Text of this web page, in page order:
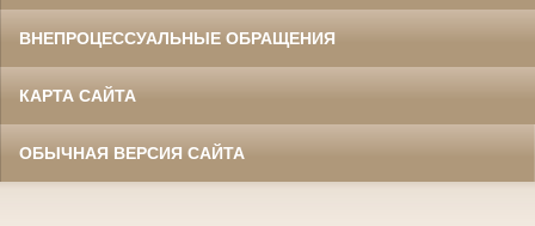
ВНЕПРОЦЕССУАЛЬНЫЕ ОБРАЩЕНИЯ
КАРТА САЙТА
ОБЫЧНАЯ ВЕРСИЯ САЙТА